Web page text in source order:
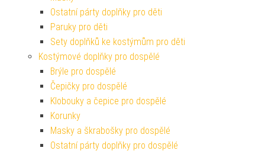
Ostatní párty doplňky pro děti
Paruky pro děti
Sety doplňků ke kostýmům pro děti
Kostýmové doplňky pro dospělé
Brýle pro dospělé
Čepičky pro dospělé
Klobouky a čepice pro dospělé
Korunky
Masky a škrabošky pro dospělé
Ostatní párty doplňky pro dospělé